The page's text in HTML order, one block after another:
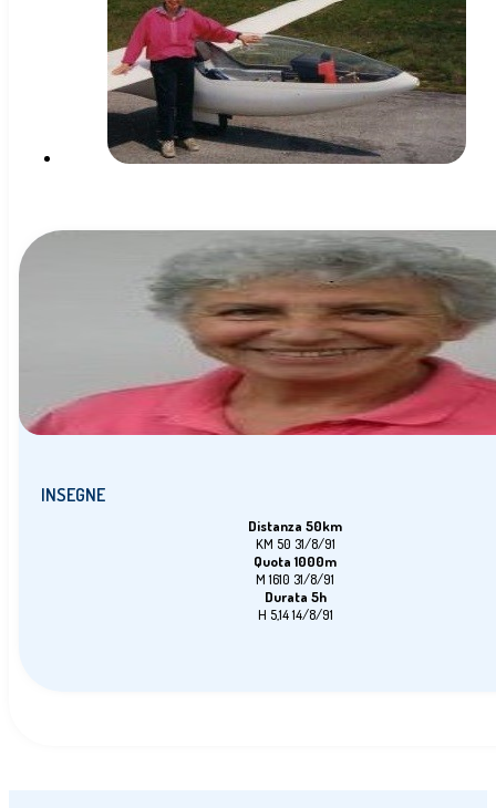
INSEGNE
Distanza 50km
KM 50 31/8/91
Quota 1000m
M 1610 31/8/91
Durata 5h
H 5,14 14/8/91